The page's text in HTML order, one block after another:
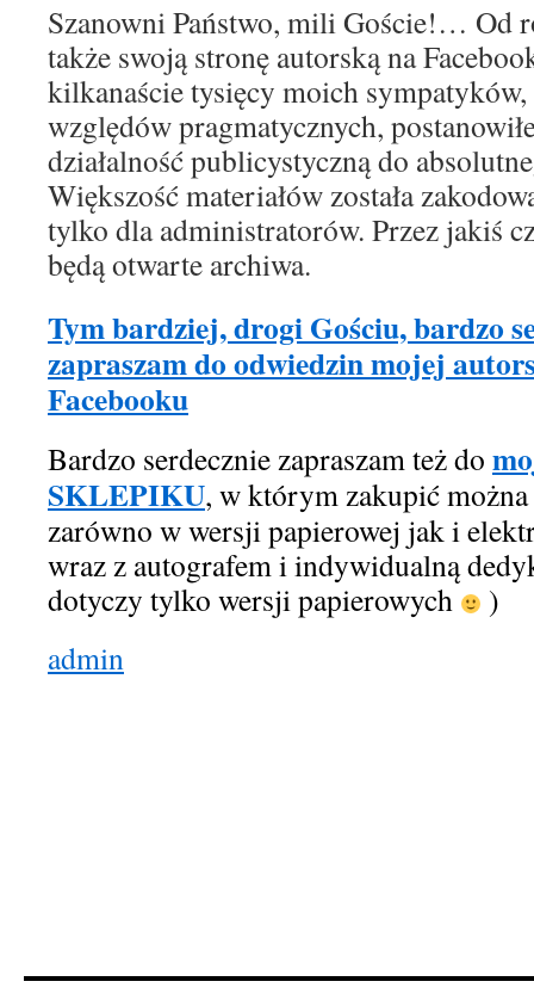
Szanowni Państwo, mili Goście!… Od
także swoją stronę autorską na
kilkanaście tysięcy moich sympatyków,
względów pragmatycznych,
działalność publicystyczną do
Większość materiałów została
tylko dla administratorów. Przez jakiś
będą otwarte archiwa.
Tym bardziej, drogi Gościu, bardzo
zapraszam do odwiedzin mojej
Facebooku
Bardzo serdecznie zapraszam też do
SKLEPIKU, w którym zakupić
zarówno w wersji papierowej jak i
wraz z autografem i indywidualną
dotyczy tylko wersji papierowych
)
admin